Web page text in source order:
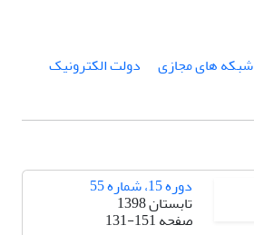
شبکه های مجازی
دولت الکترونیک
دوره 15، شماره 55
تابستان 1398
صفحه131-151